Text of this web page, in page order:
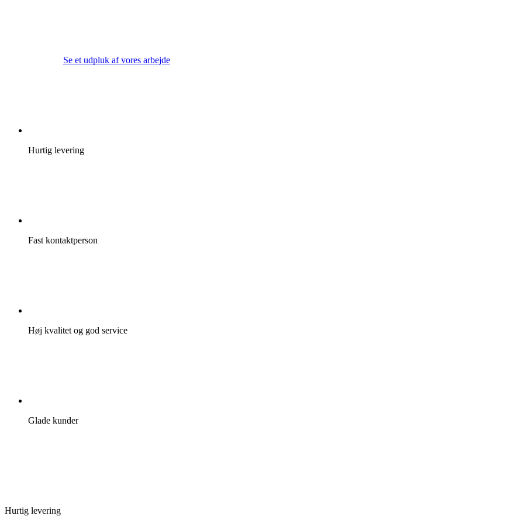
Se et udpluk af vores arbejde
Hurtig levering
Fast kontaktperson
Høj kvalitet og god service
Glade kunder
Hurtig levering